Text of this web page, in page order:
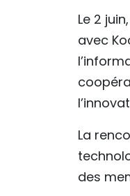
Le 2
avec
La
des